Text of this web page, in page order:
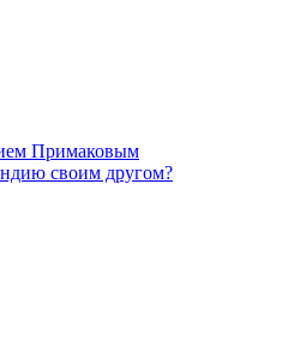
Примаковым
своим другом?